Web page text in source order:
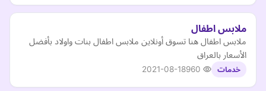
ملابس اطفال
ملابس اطفال هنا تسوق أونلاين ملابس اطفال بنات واولاد بأفضل
الأسعار بالعراق
خدمات 2021-08-18